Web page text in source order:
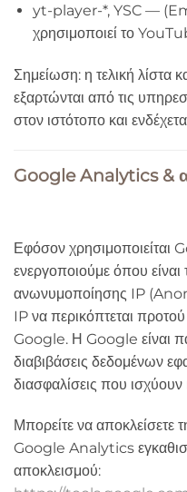
yt-player-*, YSC —
χρησιμοποιεί το
Σημείωση: η τελική λίστα
εξαρτώνται από τις
στον ιστότοπο και
Google Analytics &
Εφόσον
ενεργοποιούμε όπου είναι
ανωνυμοποίησης IP
IP να περικόπτεται
Google. Η Google είναι
διαβιβάσεις δεδομένων
διασφαλίσεις που
Μπορείτε να
Google Analytics
αποκλεισμού: